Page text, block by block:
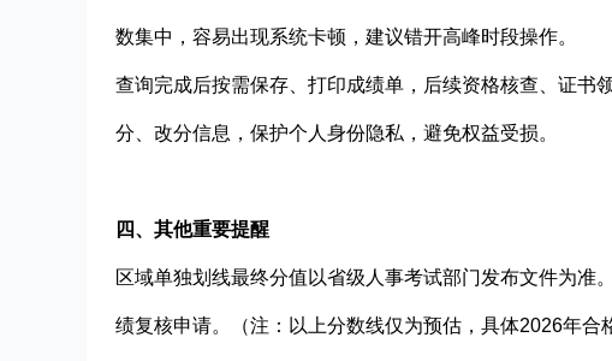
数集中，容易出现系统卡顿，建议错开高峰时段操作。
查询完成后按需保存、打印成绩单，后续资格核查、证书
分、改分信息，保护个人身份隐私，避免权益受损。
四、其他重要提醒
区域单独划线最终分值以省级人事考试部门发布文件为准
绩复核申请。 （注：以上分数线仅为预估，具体2026年合